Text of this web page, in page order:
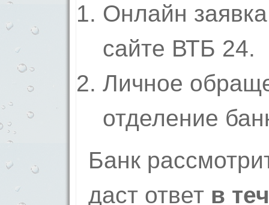
Онлайн
сайте ВТБ 24.
Личное
отделение
Банк
даст ответ в